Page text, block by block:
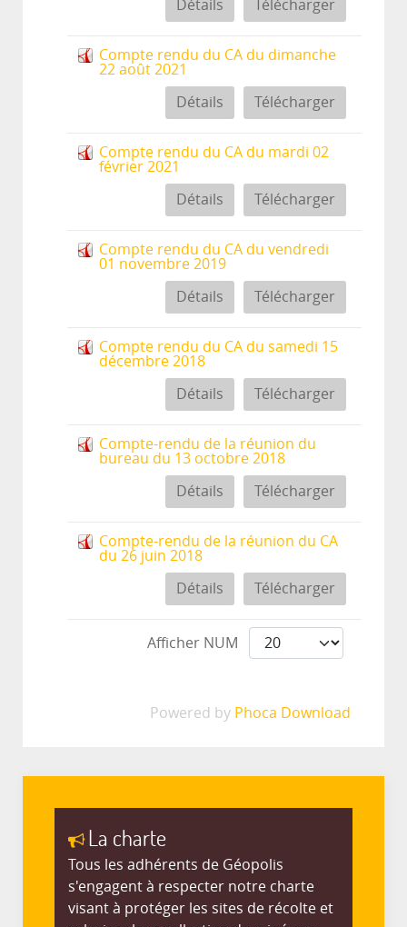
Télécharger
Détails
Compte rendu du CA du dimanche
22 août 2021
Télécharger
Détails
Compte rendu du CA du mardi 02
février 2021
Télécharger
Détails
Compte rendu du CA du vendredi
01 novembre 2019
Télécharger
Détails
Compte rendu du CA du samedi 15
décembre 2018
Télécharger
Détails
Compte-rendu de la réunion du
bureau du 13 octobre 2018
Télécharger
Détails
Compte-rendu de la réunion du CA
du 26 juin 2018
Télécharger
Détails
Afficher NUM
Powered by Phoca Download
La charte
Tous les adhérents de Géopolis
s'engagent à respecter notre charte
visant à protéger les sites de récolte et